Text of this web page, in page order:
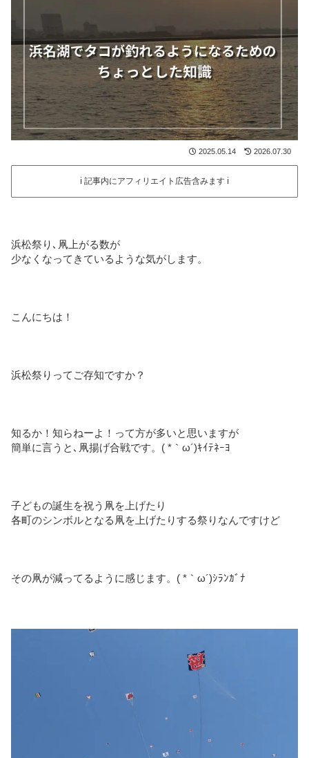
2025.05.14 2026.07.30
ℹ️ 記事内にアフィリエイト広告含みます ℹ️
浜松祭り､凧上がる数が
少なくなってきているような気がします。
こんにちは！
浜松祭りってご存知ですか？
知るか！知らねーよ！って方が多いと思いますが
簡単に言うと､凧揚げ合戦です。( *｀ω´)ｷｲﾃﾈｰﾖ
子どもの誕生を祝う凧を上げたり
各町のシンボルとなる凧を上げたりする祭りなんですけど
その凧が減ってるように感じます。( *｀ω´)ｼﾗﾝｶﾞﾅ